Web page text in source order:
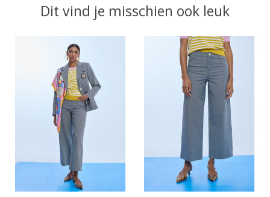
Dit vind je misschien ook leuk
Items van productcarrousel